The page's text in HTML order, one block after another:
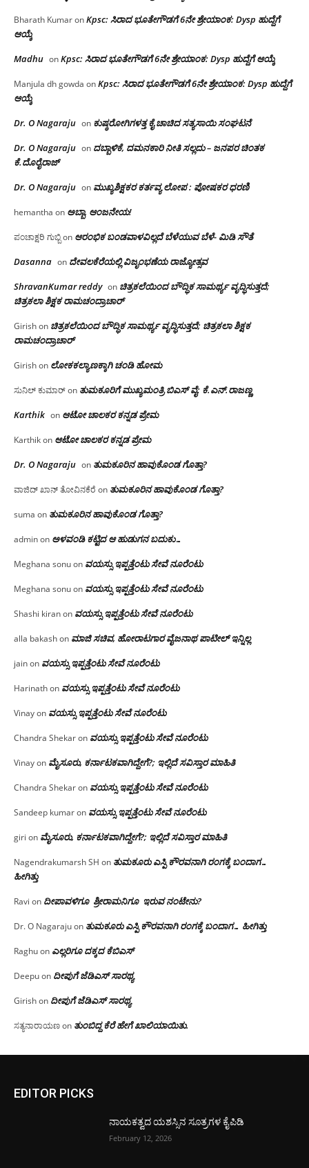
Bharath KumaronKpsc: ಸಿರಾದ ಭೂತೇಗೌಡಗೆ 6ನೇ ಶ್ರೇಯಾಂಕ: Dysp ಹುದ್ದೆಗೆ
ಆಯ್ಕೆ
Madhu onKpsc: ಸಿರಾದ ಭೂತೇಗೌಡಗೆ 6ನೇ ಶ್ರೇಯಾಂಕ: Dysp ಹುದ್ದೆಗೆ ಆಯ್ಕೆ
Manjula dh gowda onKpsc: ಸಿರಾದ ಭೂತೇಗೌಡಗೆ 6ನೇ ಶ್ರೇಯಾಂಕ: Dysp ಹುದ್ದೆಗೆ
ಆಯ್ಕೆ
Dr. O Nagaraju on ಕುಷ್ಠರೋಗಿಗಳತ್ತ ಕೈ ಚಾಚಿದ ಸತ್ಯಸಾಯಿ ಸಂಘಟನೆ
Dr. O Nagaraju on ದಬ್ಬಾಳಿಕೆ, ದಮನಕಾರಿ ನೀತಿ ಸಲ್ಲದು – ಜನಪರ ಚಿಂತಕ
ಕೆ.ದೊರೈರಾಜ್
Dr. O Nagaraju on ಮುಖ್ಯಶಿಕ್ಷಕರ ಕರ್ತವ್ಯ ಲೋಪ : ಪೋಷಕರ ಧರಣಿ
hemantha on ಅಬ್ಬಾ, ಆಂಜನೇಯ!
ಪಂಚಾಕ್ಷರಿ ಗುಬ್ಬಿon ಆರಂಭಿಕ ಬಂಡವಾಳವಿಲ್ಲದೆ ಬೆಳೆಯುವ ಬೆಳೆ- ಮಿಡಿ ಸೌತೆ
Dasanna on ದೇವಲಕೆರೆಯಲ್ಲಿ ವಿಜೃಂಭಣೆಯ ರಾಜ್ಯೋತ್ಸವ
ShravanKumar reddy on ಚಿತ್ರಕಲೆಯಿಂದ ಬೌದ್ಧಿಕ ಸಾಮರ್ಥ್ಯ ವೃದ್ಧಿಸುತ್ತದೆ;
ಚಿತ್ರಕಲಾ ಶಿಕ್ಷಕ ರಾಮಚಂದ್ರಾಚಾರ್
Girishon ಚಿತ್ರಕಲೆಯಿಂದ ಬೌದ್ಧಿಕ ಸಾಮರ್ಥ್ಯ ವೃದ್ಧಿಸುತ್ತದೆ; ಚಿತ್ರಕಲಾ ಶಿಕ್ಷಕ
ರಾಮಚಂದ್ರಾಚಾರ್
Girishon ಲೋಕಕಲ್ಯಾಣಕ್ಕಾಗಿ ಚಂಡಿ ಹೋಮ
ಸುನಿಲ್ ಕುಮಾರ್on ತುಮಕೂರಿಗೆ ಮುಖ್ಯಮಂತ್ರಿ ಬಿಎಸ್ ವೈ: ಕೆ.ಎನ್.ರಾಜಣ್ಣ
Karthik on ಆಟೋ ಚಾಲಕರ ಕನ್ನಡ ಪ್ರೇಮ
Karthikon ಆಟೋ ಚಾಲಕರ ಕನ್ನಡ ಪ್ರೇಮ
Dr. O Nagaraju on ತುಮಕೂರಿನ ಹಾವುಕೊಂಡ ಗೊತ್ತಾ?
ವಾಜಿದ್ ಖಾನ್ ತೋವಿನಕೆರೆ on ತುಮಕೂರಿನ ಹಾವುಕೊಂಡ ಗೊತ್ತಾ?
suma on ತುಮಕೂರಿನ ಹಾವುಕೊಂಡ ಗೊತ್ತಾ?
adminon ಅಳವಂಡಿ ಕಟ್ಟಿದ ಆ ಹುಡುಗನ ಬದುಕು…
Meghana sonuon ವಯಸ್ಸು ಇಪ್ಪತ್ತೆಂಟು ಸೇವೆ ನೂರೆಂಟು
Meghana sonuon ವಯಸ್ಸು ಇಪ್ಪತ್ತೆಂಟು ಸೇವೆ ನೂರೆಂಟು
Shashi kiranon ವಯಸ್ಸು ಇಪ್ಪತ್ತೆಂಟು ಸೇವೆ ನೂರೆಂಟು
alla bakashon ಮಾಜಿ ಸಚಿವ, ಹೋರಾಟಗಾರ ವೈಜನಾಥ ಪಾಟೀಲ್ ಇನ್ನಿಲ್ಲ
jainon ವಯಸ್ಸು ಇಪ್ಪತ್ತೆಂಟು ಸೇವೆ ನೂರೆಂಟು
Harinathon ವಯಸ್ಸು ಇಪ್ಪತ್ತೆಂಟು ಸೇವೆ ನೂರೆಂಟು
Vinayon ವಯಸ್ಸು ಇಪ್ಪತ್ತೆಂಟು ಸೇವೆ ನೂರೆಂಟು
Chandra Shekaron ವಯಸ್ಸು ಇಪ್ಪತ್ತೆಂಟು ಸೇವೆ ನೂರೆಂಟು
Vinayon ಮೈಸೂರು, ಕರ್ನಾಟಕವಾಗಿದ್ದೇಗೆ?; ಇಲ್ಲಿದೆ ಸವಿಸ್ತಾರ ಮಾಹಿತಿ
Chandra Shekaron ವಯಸ್ಸು ಇಪ್ಪತ್ತೆಂಟು ಸೇವೆ ನೂರೆಂಟು
Sandeep kumaron ವಯಸ್ಸು ಇಪ್ಪತ್ತೆಂಟು ಸೇವೆ ನೂರೆಂಟು
giri on ಮೈಸೂರು, ಕರ್ನಾಟಕವಾಗಿದ್ದೇಗೆ?; ಇಲ್ಲಿದೆ ಸವಿಸ್ತಾರ ಮಾಹಿತಿ
Nagendrakumarsh SH on ತುಮಕೂರು ಎಸ್ಪಿ ಕೌರವನಾಗಿ ರಂಗಕ್ಕೆ ಬಂದಾಗ…
ಹೀಗಿತ್ತು
Ravi on ದೀಪಾವಳಿಗೂ ಶ್ರೀರಾಮನಿಗೂ ಇರುವ ನಂಟೇನು?
Dr. O Nagarajuon ತುಮಕೂರು ಎಸ್ಪಿ ಕೌರವನಾಗಿ ರಂಗಕ್ಕೆ ಬಂದಾಗ… ಹೀಗಿತ್ತು
Raghuon ಎಲ್ಲರಿಗೂ ದಕ್ಕದ ಕೆಬಿಎಸ್
Deepuon ದೀಪುಗೆ ಜೆಡಿಎಸ್ ಸಾರಥ್ಯ
Girishon ದೀಪುಗೆ ಜೆಡಿಎಸ್ ಸಾರಥ್ಯ
ಸತ್ಯನಾರಾಯಣon ತುಂಬಿದ್ದ ಕೆರೆ ಹೇಗೆ ಖಾಲಿಯಾಯಿತು.
EDITOR PICKS
ನಾಯಕತ್ವದ ಯಶಸ್ಸಿನ ಸೂತ್ರಗಳ ಕೈಪಿಡಿ
February 12, 2026